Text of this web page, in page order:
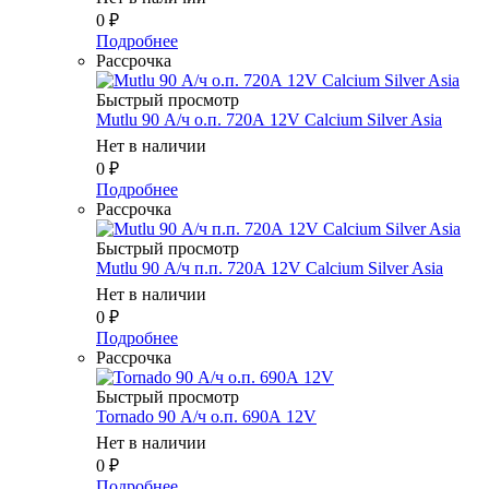
0 ₽
Подробнее
Рассрочка
Быстрый просмотр
Mutlu 90 А/ч о.п. 720А 12V Calcium Silver Asia
Нет в наличии
0 ₽
Подробнее
Рассрочка
Быстрый просмотр
Mutlu 90 А/ч п.п. 720А 12V Calcium Silver Asia
Нет в наличии
0 ₽
Подробнее
Рассрочка
Быстрый просмотр
Tornado 90 А/ч о.п. 690А 12V
Нет в наличии
0 ₽